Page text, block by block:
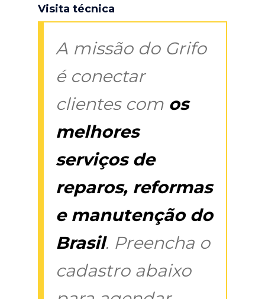
Visita técnica
A missão do Grifo
é conectar
clientes com os
melhores
serviços de
reparos, reformas
e manutenção do
Brasil. Preencha o
cadastro abaixo